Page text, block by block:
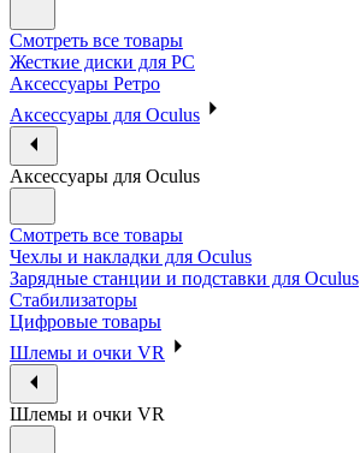
Смотреть все товары
Жесткие диски для PC
Аксессуары Ретро
Аксессуары для Oculus
Аксессуары для Oculus
Смотреть все товары
Чехлы и накладки для Oculus
Зарядные станции и подставки для Oculus
Стабилизаторы
Цифровые товары
Шлемы и очки VR
Шлемы и очки VR